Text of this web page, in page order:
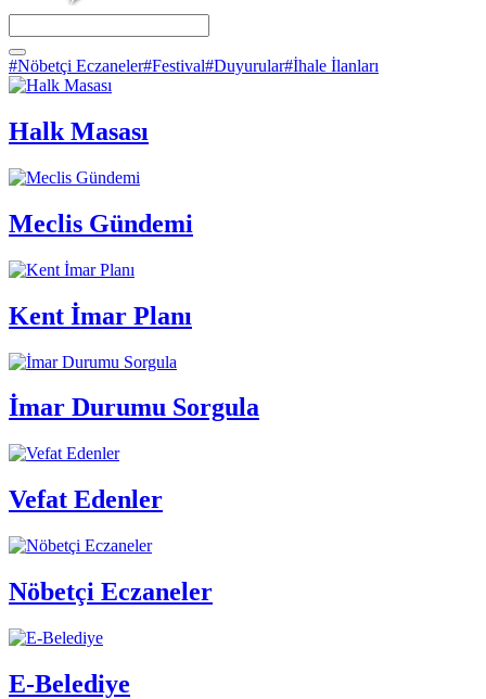
#Nöbetçi Eczaneler#Festival#Duyurular#İhale İlanları
Halk Masası
Meclis Gündemi
Kent İmar Planı
İmar Durumu Sorgula
Vefat Edenler
Nöbetçi Eczaneler
E-Belediye